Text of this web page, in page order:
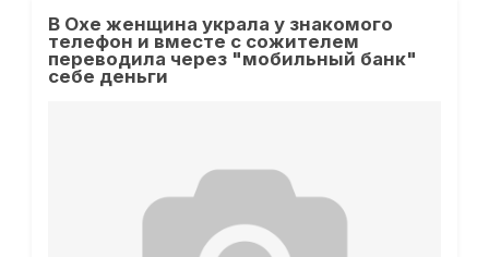
В Охе женщина украла у знакомого
телефон и вместе с сожителем
переводила через "мобильный банк"
себе деньги